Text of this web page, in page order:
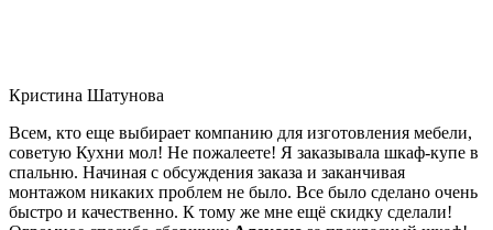
Кристина Шатунова
Всем, кто еще выбирает компанию для изготовления мебели,
советую Кухни мол! Не пожалеете! Я заказывала шкаф-купе в
спальню. Начиная с обсуждения заказа и заканчивая
монтажом никаких проблем не было. Все было сделано очень
быстро и качественно. К тому же мне ещё скидку сделали!